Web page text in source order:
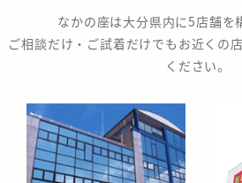
座
なかの座は大分県内に5店舗を
ご相談だけ・ご試着だけでもお近くの
ください。